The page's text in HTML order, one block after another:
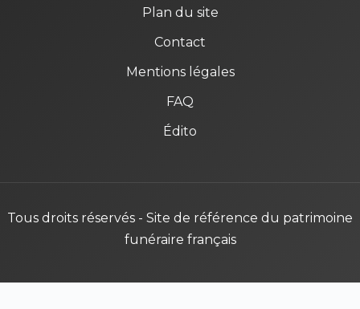
Plan du site
Contact
Mentions légales
FAQ
Édito
Tous droits réservés - Site de référence du patrimoine
funéraire français